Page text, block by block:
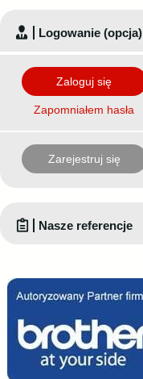
Logowanie (opcja)
Zaloguj się
Zapomniałem hasła
Zarejestruj się
Nasze referencje